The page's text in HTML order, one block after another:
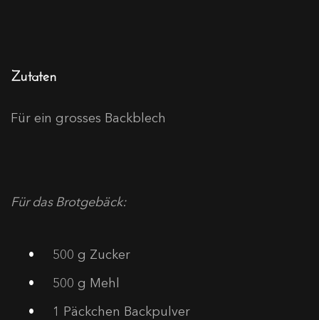
Zutaten
Für ein grosses Backblech
Für das Brotgebäck:
500 g Zucker
500 g Mehl
1 Päckchen Backpulver